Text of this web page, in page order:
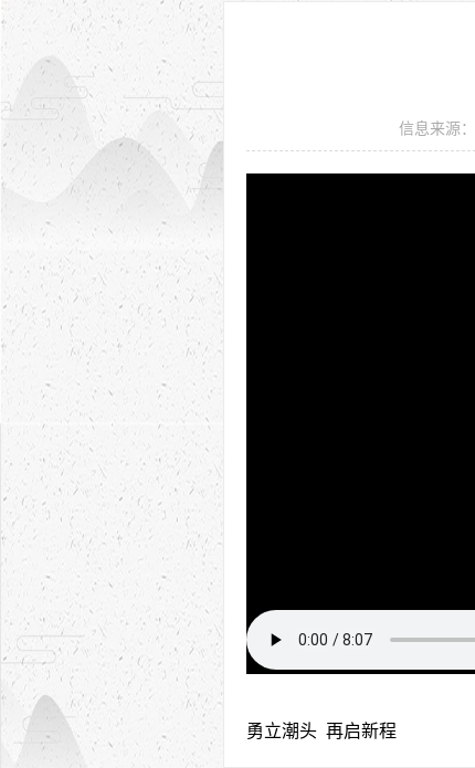
信息来源：
勇立潮头 再启新程